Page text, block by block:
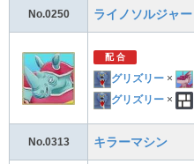
No.0250 ライノソルジャー
配 合
グリズリー ×
グリズリー ×
No.0313 キラーマシン